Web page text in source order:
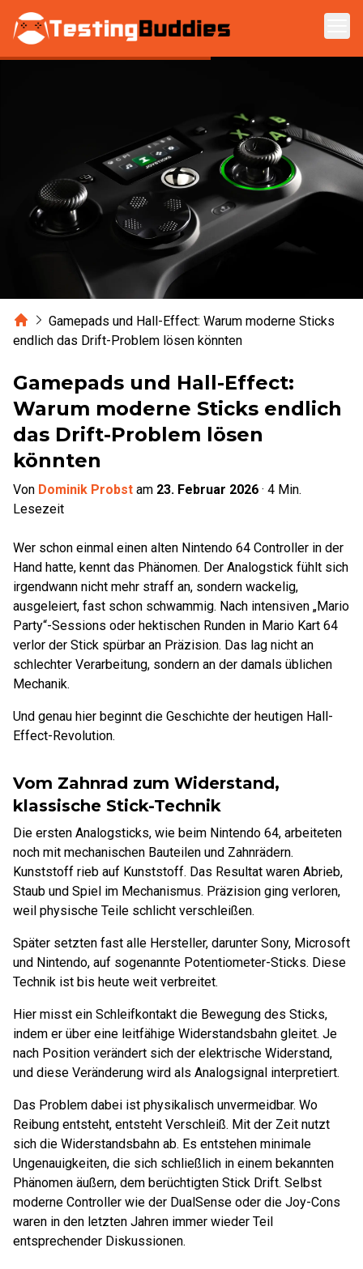
Zum Hauptinhalt springen
HomeGamepads und Hall-Effect: Warum moderne Sticks
endlich das Drift-Problem lösen könnten
Gamepads und Hall-Effect:
Warum moderne Sticks endlich
das Drift-Problem lösen
könnten
Von Dominik Probst am 23. Februar 2026 · 4 Min.
Lesezeit
Wer schon einmal einen alten Nintendo 64 Controller in der
Hand hatte, kennt das Phänomen. Der Analogstick fühlt sich
irgendwann nicht mehr straff an, sondern wackelig,
ausgeleiert, fast schon schwammig. Nach intensiven „Mario
Party“-Sessions oder hektischen Runden in Mario Kart 64
verlor der Stick spürbar an Präzision. Das lag nicht an
schlechter Verarbeitung, sondern an der damals üblichen
Mechanik.
Und genau hier beginnt die Geschichte der heutigen Hall-
Effect-Revolution.
Vom Zahnrad zum Widerstand,
klassische Stick-Technik
Die ersten Analogsticks, wie beim Nintendo 64, arbeiteten
noch mit mechanischen Bauteilen und Zahnrädern.
Kunststoff rieb auf Kunststoff. Das Resultat waren Abrieb,
Staub und Spiel im Mechanismus. Präzision ging verloren,
weil physische Teile schlicht verschleißen.
Später setzten fast alle Hersteller, darunter Sony, Microsoft
und Nintendo, auf sogenannte Potentiometer-Sticks. Diese
Technik ist bis heute weit verbreitet.
Hier misst ein Schleifkontakt die Bewegung des Sticks,
indem er über eine leitfähige Widerstandsbahn gleitet. Je
nach Position verändert sich der elektrische Widerstand,
und diese Veränderung wird als Analogsignal interpretiert.
Das Problem dabei ist physikalisch unvermeidbar. Wo
Reibung entsteht, entsteht Verschleiß. Mit der Zeit nutzt
sich die Widerstandsbahn ab. Es entstehen minimale
Ungenauigkeiten, die sich schließlich in einem bekannten
Phänomen äußern, dem berüchtigten Stick Drift. Selbst
moderne Controller wie der DualSense oder die Joy-Cons
waren in den letzten Jahren immer wieder Teil
entsprechender Diskussionen.